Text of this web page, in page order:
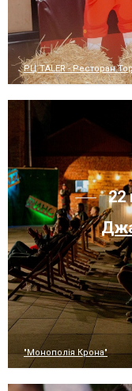
РЦ TALER - Ресторан
22
"Монополія Крона"